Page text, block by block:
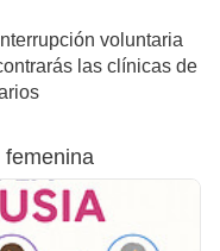
voluntaria
las clínicas de